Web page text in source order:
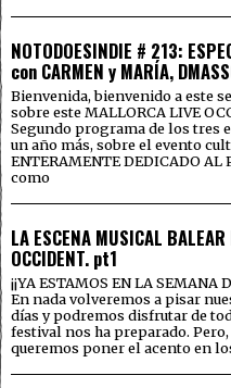
NOTODOESINDIE # 213:
con CARMEN y MARÍA,
Bienvenida, bienvenido a este
sobre este MALLORCA LIVE
Segundo programa de los tres
un año más, sobre el evento
ENTERAMENTE DEDICADO AL
como
LA ESCENA MUSICAL
OCCIDENT. pt1
¡¡YA ESTAMOS EN LA
En nada volveremos a pisar
días y podremos disfrutar de
festival nos ha preparado.
queremos poner el acento en